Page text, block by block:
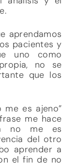
aprendamos
pacientes y
uno como
no se
que los
me es ajeno”
me hace
no me es
del otro
aprender a
el fin de no